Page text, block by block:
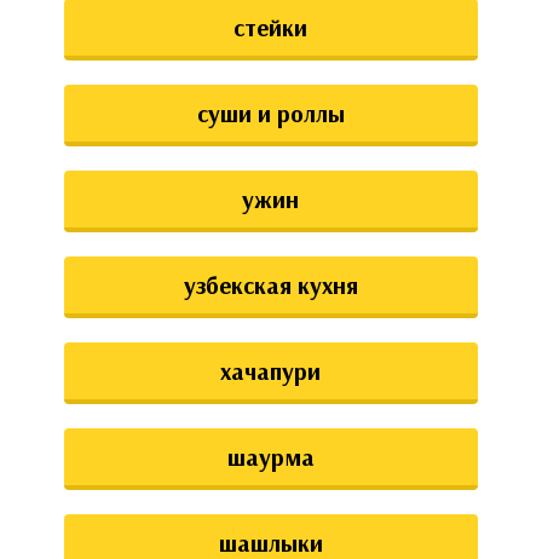
стейки
суши и роллы
ужин
узбекская кухня
хачапури
шаурма
шашлыки